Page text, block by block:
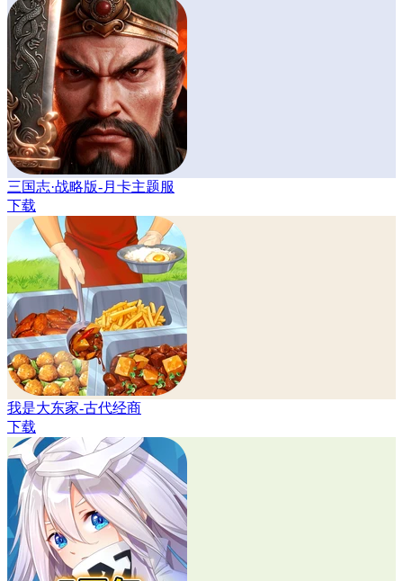
三国志·战略版-月卡主题服
下载
我是大东家-古代经商
下载